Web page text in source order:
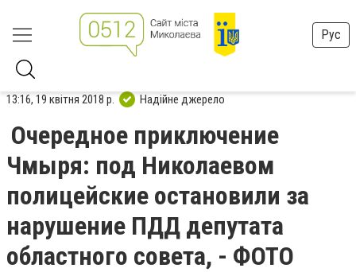
Рус
13:16, 19 квітня 2018 р. Надійне джерело
Очередное приключение
Чмыря: под Николаевом
полицейские остановили за
нарушение ПДД депутата
областного совета, - ФОТО